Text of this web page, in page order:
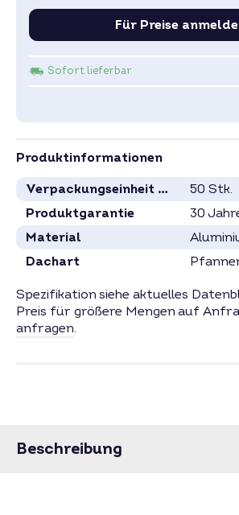
Für Preise
Sofort lieferbar
Produktinformationen
Verpackungseinheit in Stück
50 Stk.
Produktgarantie
30
Material
Dachart
Spezifikation siehe aktuelles
Preis für größere Mengen auf
anfragen.
Beschreibung